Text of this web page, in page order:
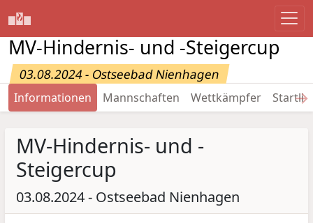
MV-Hindernis- und -Steigercup
03.08.2024 - Ostseebad Nienhagen
Informationen Mannschaften Wettkämpfer →
MV-Hindernis- und -
Steigercup
03.08.2024 - Ostseebad Nienhagen